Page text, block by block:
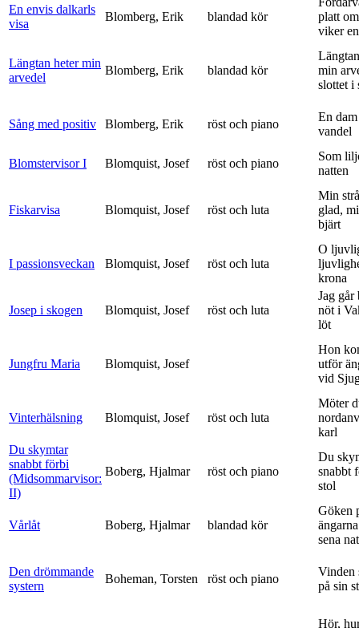
En envis dalkarls
visa
Blomberg, Erik blandad kör
platt
viker
Längtan heter min
arvedel
Blomberg, Erik blandad kör
min
slottet i
Sång med positiv Blomberg, Erik röst och piano
En
vandel
Blomstervisor I Blomquist, Josef röst och piano
Som
natten
Fiskarvisa Blomquist, Josef röst och luta
Min
glad,
bjärt
I passionsveckan Blomquist, Josef röst och luta
O
krona
Josep i skogen Blomquist, Josef röst och luta
Jag går
nöt i
löt
Jungfru Maria Blomquist, Josef
Hon
utför
vid
Vinterhälsning Blomquist, Josef röst och luta
Möter
karl
Du skymtar
snabbt förbi
(Midsommarvisor:
II)
Boberg, Hjalmar röst och piano
Du
snabbt
stol
Vårlåt Boberg, Hjalmar blandad kör
Göken
sena
Den drömmande
systern
Boheman, Torsten röst och piano
Vinden
på sin
Hör,